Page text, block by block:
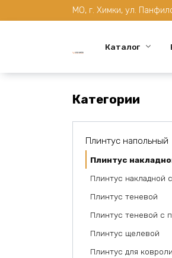
к
МО, г. Химки, ул.
Каталог
Категории
Плинтус напольный
Плинтус
Плинтус накладной
Плинтус теневой
Плинтус теневой с
Плинтус щелевой
Плинтус для